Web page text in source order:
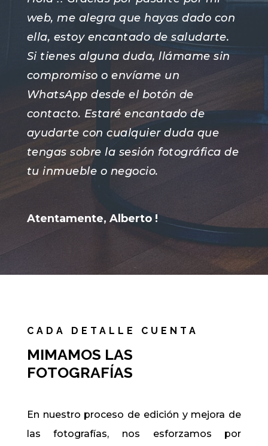
web, me alegra que hayas dado con
ella, estoy encantado de saludarte.
Si tienes alguna duda, llámame sin
compromiso o envíame un
WhatsApp desde el botón de
contacto. Estaré encantado de
ayudarte con cualquier duda que
tengas sobre la sesión fotográfica de
tu inmueble o negocio.
Atentamente, Alberto !
CADA DETALLE CUENTA
MIMAMOS LAS
FOTOGRAFÍAS
En nuestro proceso de edición y mejora de
las fotografías, nos esforzamos por